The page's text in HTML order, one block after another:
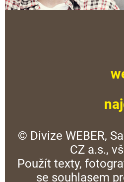
© Divize WEBER,
CZ a.s.,
Použít texty,
se souhlasem